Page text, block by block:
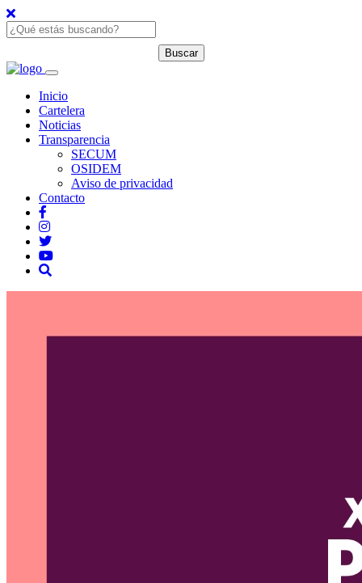
Inicio
Cartelera
Noticias
Transparencia
SECUM
OSIDEM
Aviso de privacidad
Contacto